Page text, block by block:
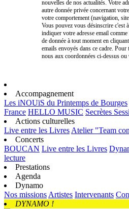
nouvelles de nos actualités. Votre
autre donnée privée concernant
votre comportement (navigation,
Vous pouvez vous désinscrire c'est
indiquer votre adresse email
de donnée à tout moment en
emails envoyés dans ce cadre. Pour
nous aux coordonnées ci-dessus
Accompagnement
Les iNOUïS du Printemps de Bourges
France HELLO MUSIC Secrètes
Actions culturelles
Live entre les Livres Atelier "Team
Concerts
BOUCAN Live entre les Livres
lecture
Prestations
Agenda
Dynamo
Nos missions Artistes Intervenants
DYNAMO !